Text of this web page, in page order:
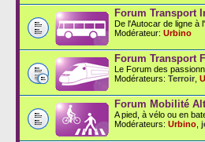
Forum Transport
De l'Autocar de ligne à
Modérateur: Urbino
Forum Transport
Le Forum des
Modérateurs: Terroir
Forum Mobilité
A pied, à vélo ou en
Modérateurs: Urbino